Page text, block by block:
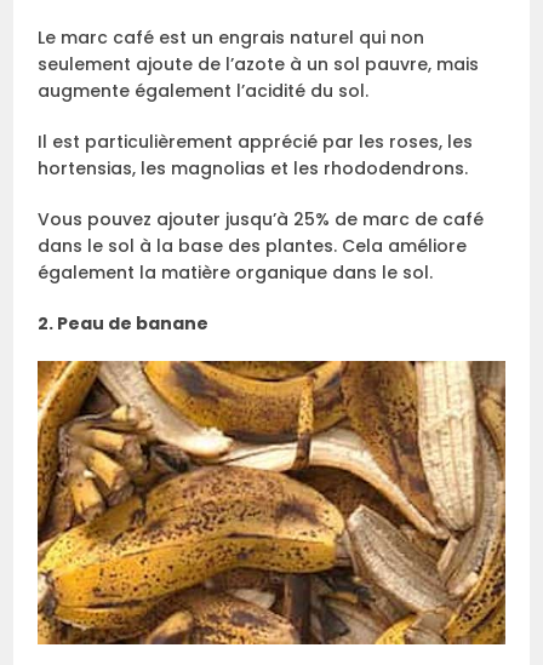
Le marc café est un engrais naturel qui non
seulement ajoute de l’azote à un sol pauvre, mais
augmente également l’acidité du sol.
Il est particulièrement apprécié par les roses, les
hortensias, les magnolias et les rhododendrons.
Vous pouvez ajouter jusqu’à 25% de marc de café
dans le sol à la base des plantes. Cela améliore
également la matière organique dans le sol.
2. Peau de banane